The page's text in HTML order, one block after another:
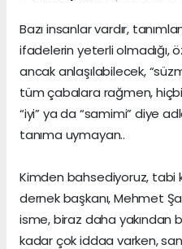
Bazı insanlar vardır,
ifadelerin yeterli olmadığı,
ancak anlaşılabilecek,
tüm çabalara rağmen,
“iyi” ya da “samimi” diye
tanıma uymayan..
Kimden bahsediyoruz, tabi
dernek başkanı, Mehmet
isme, biraz daha yakından
kadar çok iddaa varken,